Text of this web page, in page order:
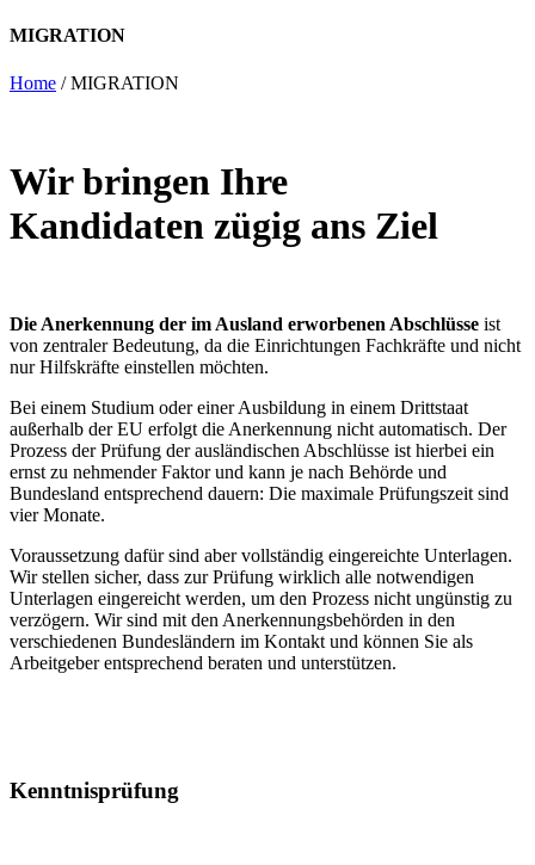
MIGRATION
Home /MIGRATION
Wir bringen Ihre
Kandidaten zügig ans Ziel
Die Anerkennung der im Ausland erworbenen Abschlüsse ist
von zentraler Bedeutung, da die Einrichtungen Fachkräfte und nicht
nur Hilfskräfte einstellen möchten.
Bei einem Studium oder einer Ausbildung in einem Drittstaat
außerhalb der EU erfolgt die Anerkennung nicht automatisch. Der
Prozess der Prüfung der ausländischen Abschlüsse ist hierbei ein
ernst zu nehmender Faktor und kann je nach Behörde und
Bundesland entsprechend dauern: Die maximale Prüfungszeit sind
vier Monate.
Voraussetzung dafür sind aber vollständig eingereichte Unterlagen.
Wir stellen sicher, dass zur Prüfung wirklich alle notwendigen
Unterlagen eingereicht werden, um den Prozess nicht ungünstig zu
verzögern. Wir sind mit den Anerkennungsbehörden in den
verschiedenen Bundesländern im Kontakt und können Sie als
Arbeitgeber entsprechend beraten und unterstützen.
Kenntnisprüfung